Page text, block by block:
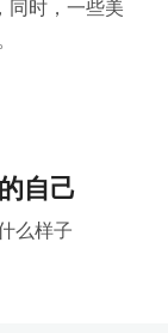
同时，一些美
自己
么样子